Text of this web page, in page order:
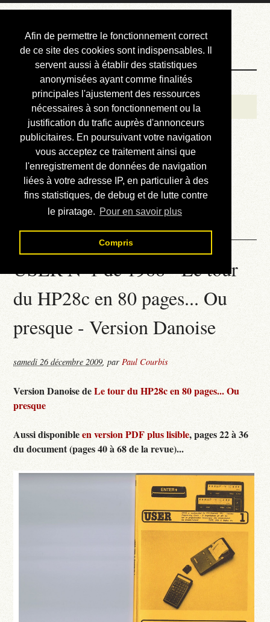
Afin de permettre le fonctionnement correct
de ce site des cookies sont indispensables. Il
servent aussi à établir des statistiques
anonymisées ayant comme finalités
principales l'ajustement des ressources
nécessaires à son fonctionnement ou la
justification du trafic auprès d'annonceurs
publicitaires. En poursuivant votre navigation
vous acceptez ce traitement ainsi que
l'enregistrement de données de navigation
liées à votre adresse IP, en particulier à des
fins statistiques, de debug et de lutte contre
le piratage. Pour en savoir plus
Compris
Courbis, « LE »
Blog Officiel
Bienvenue
Réalisations
Divers (et d’été)
Annonces
Liens externes
Téléchargement
Contact
USER N°1 de 1988 - Le tour
du HP28c en 80 pages... Ou
presque - Version Danoise
samedi 26 décembre 2009,parPaul Courbis
Version Danoise deLe tour du HP28c en 80 pages... Ou
presque
Aussi disponibleen version PDF plus lisible, pages 22 à 36
du document (pages 40 à 68 de la revue)...